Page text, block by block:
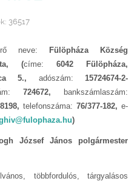
36517
neve: Fülöpháza Község
(címe: 6042 Fülöpháza,
5., adószám: 15724674-2-
724672,
bankszámlaszám:
telefonszáma: 76/377-182, e-
)
József János polgármester
többfordulós, tárgyalásos